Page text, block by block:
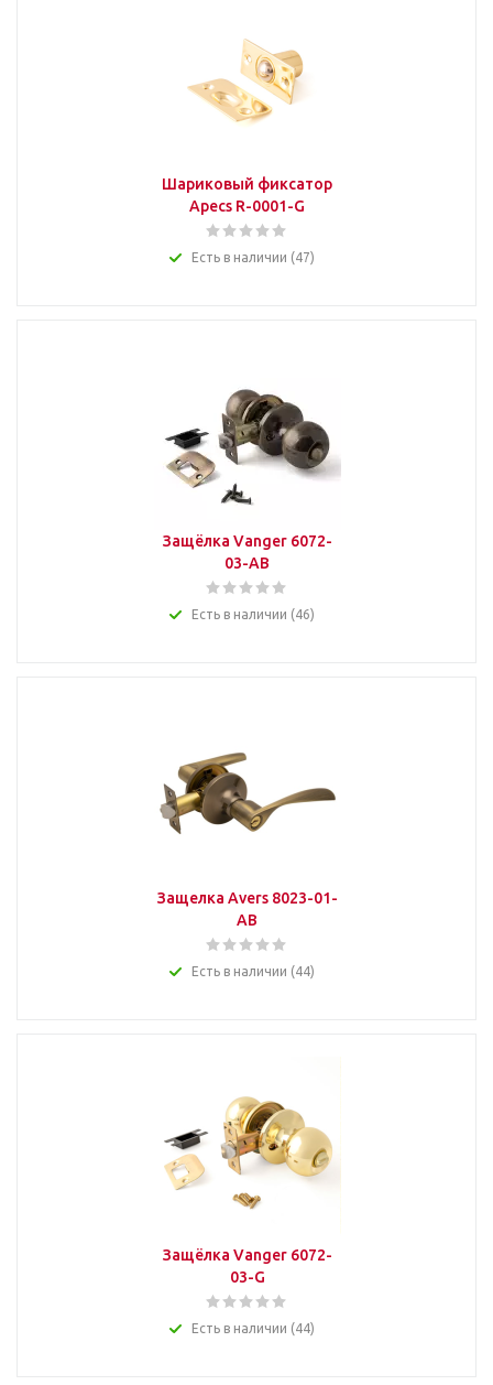
Шариковый фиксатор
Apecs R-0001-G
Есть в наличии (47)
Защёлка Vanger 6072-
03-AB
Есть в наличии (46)
Защелка Avers 8023-01-
AВ
Есть в наличии (44)
Защёлка Vanger 6072-
03-G
Есть в наличии (44)